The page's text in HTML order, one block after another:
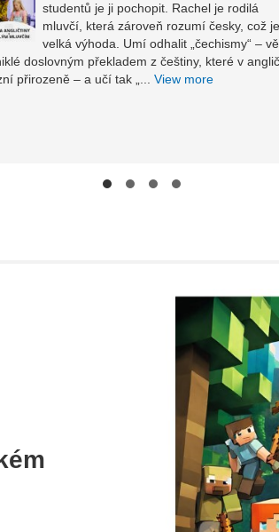
studentů je ji pochopit. Rachel je rodilá
mluvčí, která zároveň rozumí česky, což je
velká výhoda. Umí odhalit „čechismy“ –
doslovným překladem z češtiny, které v
přirozeně – a učí tak „... View more